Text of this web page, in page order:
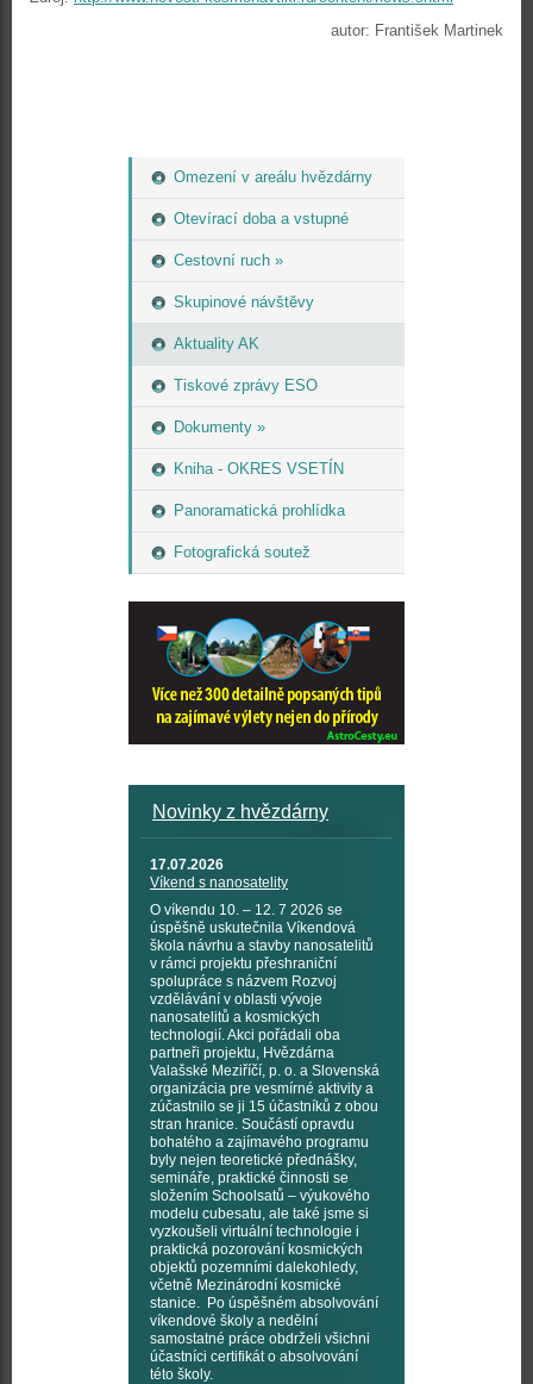
Omezení v areálu hvězdárny
Otevírací doba a vstupné
Cestovní ruch »
Skupinové návštěvy
Aktuality AK
Tiskové zprávy ESO
Dokumenty »
Kniha - OKRES VSETÍN
Panoramatická prohlídka
Fotografická soutež
Novinky z hvězdárny
17.07.2026
Víkend s nanosatelity
O víkendu 10. – 12. 7 2026 se
úspěšně uskutečnila Víkendová
škola návrhu a stavby nanosatelitů
v rámci projektu přeshraniční
spolupráce s názvem Rozvoj
vzdělávání v oblasti vývoje
nanosatelitů a kosmických
technologií. Akci pořádali oba
partneři projektu, Hvězdárna
Valašské Meziříčí, p. o. a Slovenská
organizácia pre vesmírné aktivity a
zúčastnilo se ji 15 účastníků z obou
stran hranice. Součástí opravdu
bohatého a zajímavého programu
byly nejen teoretické přednášky,
semináře, praktické činnosti se
složením Schoolsatů – výukového
modelu cubesatu, ale také jsme si
vyzkoušeli virtuální technologie i
praktická pozorování kosmických
objektů pozemními dalekohledy,
včetně Mezinárodní kosmické
stanice. Po úspěšném absolvování
víkendové školy a nedělní
samostatné práce obdrželi všichni
účastníci certifikát o absolvování
této školy.
autor: František Martinek